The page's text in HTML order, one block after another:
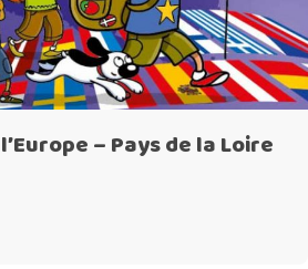
– Pays de la Loire